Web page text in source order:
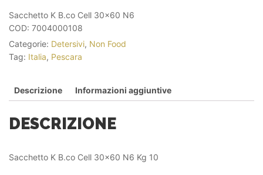
Sacchetto K B.co Cell 30×60 N6
COD: 7004000108
Categorie: Detersivi, Non Food
Tag: Italia, Pescara
Descrizione Informazioni aggiuntive
DESCRIZIONE
Sacchetto K B.co Cell 30×60 N6 Kg 10